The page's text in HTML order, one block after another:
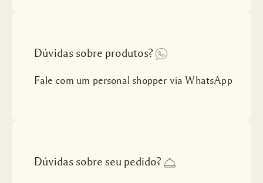
Dúvidas sobre produtos?
Fale com um personal shopper via WhatsApp
Dúvidas sobre seu pedido?